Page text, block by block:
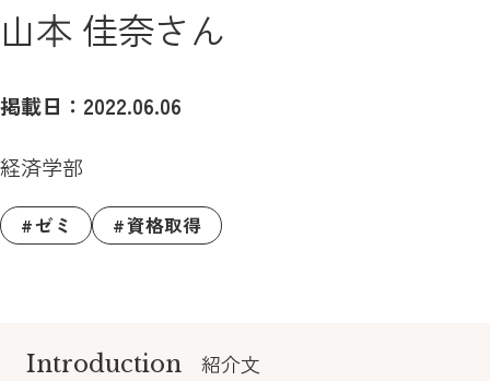
山本 佳奈さん
掲載日：2022.06.06
経済学部
ゼミ 資格取得
Introduction 紹介文